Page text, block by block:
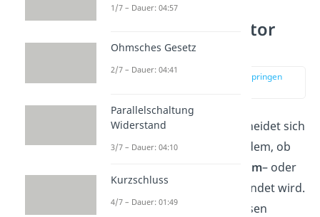
Plattenkondensator
einfach erklärt
zur Stelle im Video springen
DerKondensator
unterscheidet sich
in seiner Funktion je nachdem, ob
Gleichstrom– oder
Wechselstromkreis
verwendet wird.
In Ersterem kannst du diesen
1/7 – Dauer: 04:57
Ohmsches Gesetz
2/7 – Dauer: 04:41
Parallelschaltung
Widerstand
3/7 – Dauer: 04:10
Kurzschluss
4/7 – Dauer: 01:49